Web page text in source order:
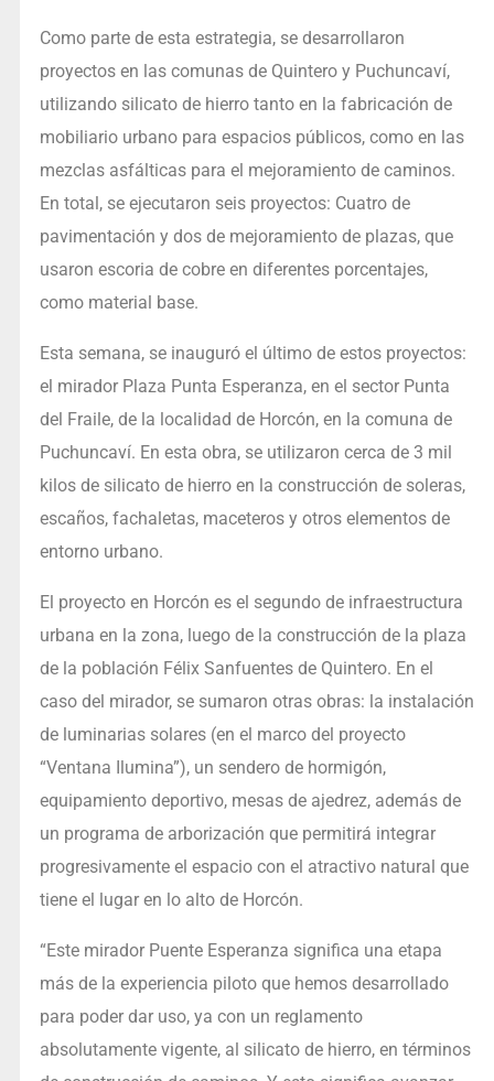
Como parte de esta estrategia, se desarrollaron
proyectos en las comunas de Quintero y Puchuncaví,
utilizando silicato de hierro tanto en la fabricación de
mobiliario urbano para espacios públicos, como en las
mezclas asfálticas para el mejoramiento de caminos.
En total, se ejecutaron seis proyectos: Cuatro de
pavimentación y dos de mejoramiento de plazas, que
usaron escoria de cobre en diferentes porcentajes,
como material base.
Esta semana, se inauguró el último de estos proyectos:
el mirador Plaza Punta Esperanza, en el sector Punta
del Fraile, de la localidad de Horcón, en la comuna de
Puchuncaví. En esta obra, se utilizaron cerca de 3 mil
kilos de silicato de hierro en la construcción de soleras,
escaños, fachaletas, maceteros y otros elementos de
entorno urbano.
El proyecto en Horcón es el segundo de infraestructura
urbana en la zona, luego de la construcción de la plaza
de la población Félix Sanfuentes de Quintero. En el
caso del mirador, se sumaron otras obras: la instalación
de luminarias solares (en el marco del proyecto
“Ventana Ilumina”), un sendero de hormigón,
equipamiento deportivo, mesas de ajedrez, además de
un programa de arborización que permitirá integrar
progresivamente el espacio con el atractivo natural que
tiene el lugar en lo alto de Horcón.
“Este mirador Puente Esperanza significa una etapa
más de la experiencia piloto que hemos desarrollado
para poder dar uso, ya con un reglamento
absolutamente vigente, al silicato de hierro, en términos